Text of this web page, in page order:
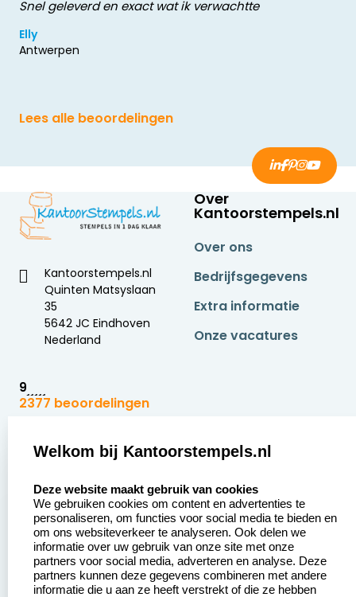
Snel geleverd en exact wat ik verwachtte
Elly
Antwerpen
Lees alle beoordelingen
Kantoorstempels.nl
Quinten Matsyslaan
35
5642 JC Eindhoven
Nederland
9
2377 beoordelingen
Over
Kantoorstempels.nl
Over ons
Bedrijfsgegevens
Extra informatie
Onze vacatures
Zakelijk:
Aanvraag op maat
Betaling &
Verzending
Wederverkoper
worden
Klantenservice:
Contact opnemen
Veel gestelde vragen
Retourneren
Herroepingsrecht
Welkom bij Kantoorstempels.nl
Deze website maakt gebruik van cookies
We gebruiken cookies om content en advertenties te
personaliseren, om functies voor social media te bieden en
om ons websiteverkeer te analyseren. Ook delen we
informatie over uw gebruik van onze site met onze
partners voor social media, adverteren en analyse. Deze
partners kunnen deze gegevens combineren met andere
informatie die u aan ze heeft verstrekt of die ze hebben